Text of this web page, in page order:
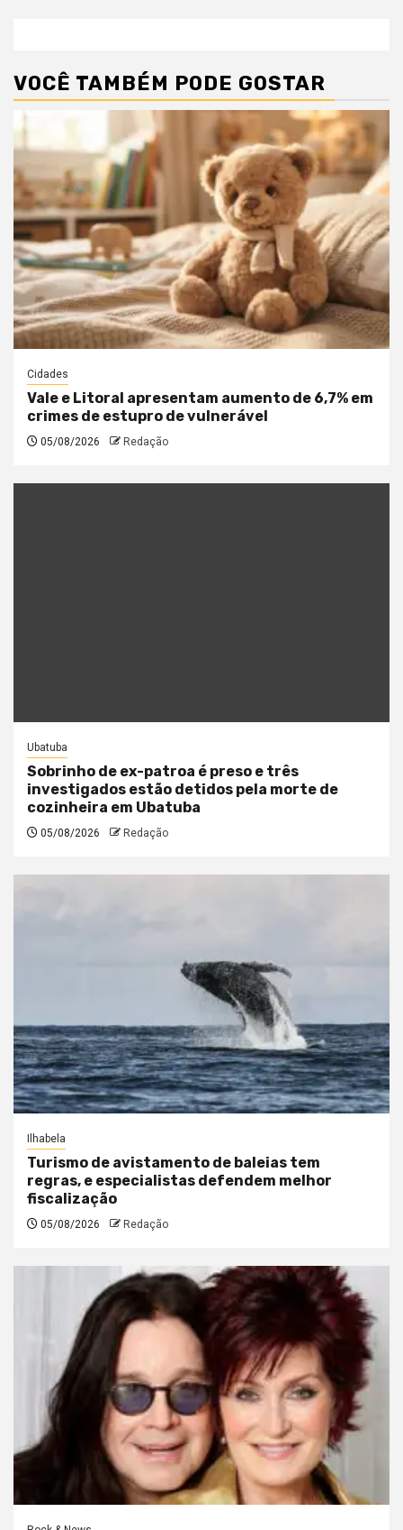
VOCÊ TAMBÉM PODE GOSTAR
Cidades
Vale e Litoral apresentam aumento de 6,7% em
crimes de estupro de vulnerável
05/08/2026 Redação
Ubatuba
Sobrinho de ex-patroa é preso e três
investigados estão detidos pela morte de
cozinheira em Ubatuba
05/08/2026 Redação
Ilhabela
Turismo de avistamento de baleias tem
regras, e especialistas defendem melhor
fiscalização
05/08/2026 Redação